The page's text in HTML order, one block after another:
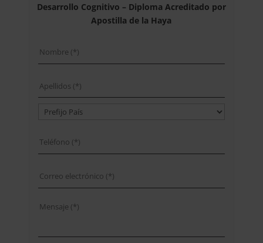
Desarrollo Cognitivo – Diploma Acreditado por
Apostilla de la Haya